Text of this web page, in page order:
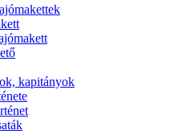
kapitányok